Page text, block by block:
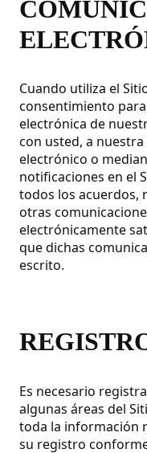
Cuando utiliza el
consentimiento
electrónica de
con usted, a
electrónico o
notificaciones en el
todos los acuerdos,
otras
electrónicamente
que dichas
escrito.
Es necesario
algunas áreas del
toda la información
su registro